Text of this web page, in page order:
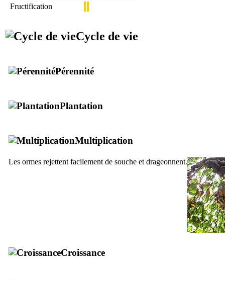
Fructification
Cycle de vie
Pérennité
Plantation
Multiplication
Les ormes rejettent facilement de souche et drageonnent.
Croissance